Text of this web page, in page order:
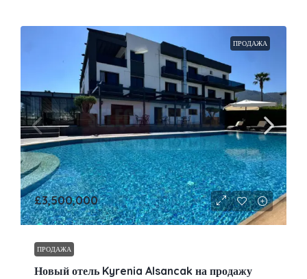
ПРОДАЖА
£3,500,000
ПРОДАЖА
Новый отель Kyrenia Alsancak на продажу